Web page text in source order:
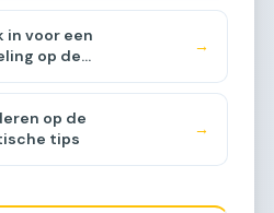
in voor een
op de
→
op de
tips
→